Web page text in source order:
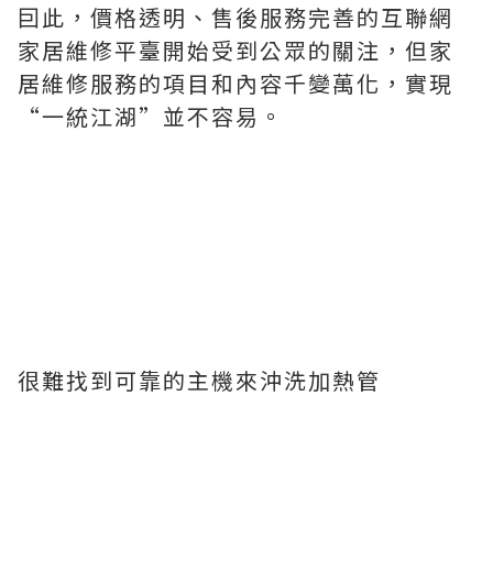
囙此，價格透明、售後服務完善的互聯網
家居維修平臺開始受到公眾的關注，但家
居維修服務的項目和內容千變萬化，實現
“一統江湖”並不容易。
很難找到可靠的主機來沖洗加熱管